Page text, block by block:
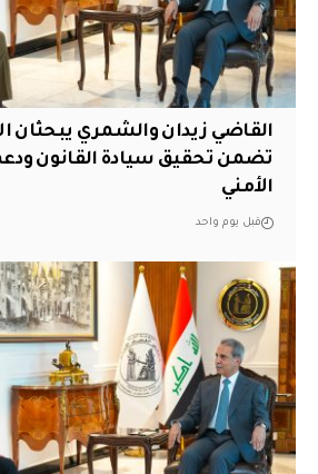
القاضي زيدان والشمري يبحثان
تضمن تحقيق سيادة القانون
الأمني
قبل يوم واحد